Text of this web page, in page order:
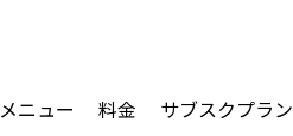
ニュー 料金 サブスクプラン